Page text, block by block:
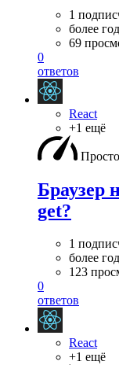
1
более
69
0
ответов
React
+1 ещё
Браузер
get?
1
более
123
0
ответов
React
+1 ещё